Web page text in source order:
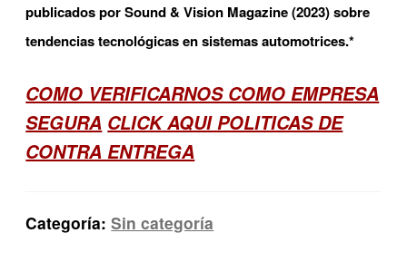
publicados por Sound & Vision Magazine (2023) sobre
tendencias tecnológicas en sistemas automotrices.*
COMO VERIFICARNOS COMO EMPRESA
SEGURA CLICK AQUI POLITICAS DE
CONTRA ENTREGA
Categoría:Sin categoría